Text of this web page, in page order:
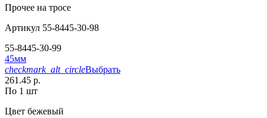
Прочее на тросе
Артикул 55-8445-30-98
55-8445-30-99
45мм
checkmark_alt_circleВыбрать
261.45 р.
По 1 шт
Цвет бежевый